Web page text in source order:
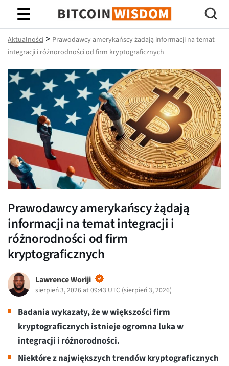
Mądrość Bitcoina
Aktualności > Prawodawcy amerykańscy żądają informacji na temat
integracji i różnorodności od firm kryptograficznych
Prawodawcy amerykańscy żądają
informacji na temat integracji i
różnorodności od firm
kryptograficznych
Lawrence Woriji
sierpień 3, 2026 at 09:43 UTC (sierpień 3, 2026)
Badania wykazały, że w większości firm
kryptograficznych istnieje ogromna luka w
integracji i różnorodności.
Niektóre z największych trendów kryptograficznych